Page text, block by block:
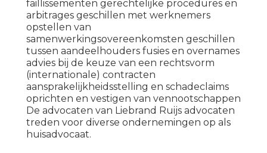
faillissementen gerechtelijke procedures en
arbitrages geschillen met werknemers
opstellen van
samenwerkingsovereenkomsten geschillen
tussen aandeelhouders fusies en overnames
advies bij de keuze van een rechtsvorm
(internationale) contracten
aansprakelijkheidsstelling en schadeclaims
oprichten en vestigen van vennootschappen
De advocaten van Liebrand Ruijs advocaten
treden voor diverse ondernemingen op als
huisadvocaat.